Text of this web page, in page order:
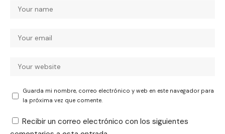
Guarda mi nombre, correo electrónico y web en este navegador para
la próxima vez que comente.
Recibir un correo electrónico con los siguientes